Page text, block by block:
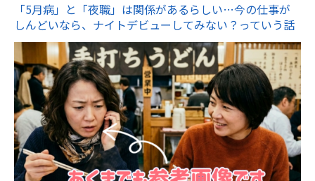
「5月病」と「夜職」は関係があるらしい…今の仕事が
しんどいなら、ナイトデビューしてみない？っていう話